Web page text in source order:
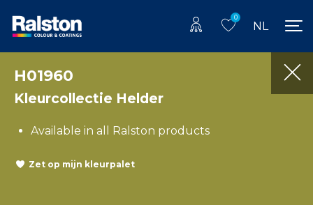
0
NL
H01960
Kleurcollectie Helder
Available in all Ralston products
Zet op mijn kleurpalet